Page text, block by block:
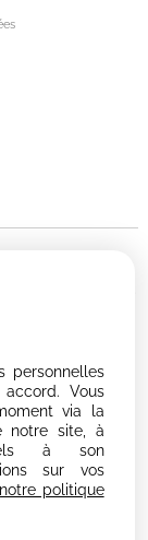
depuis votre PC,
site s'adapte
d'écrans
personnelles
Vous
via la
notre site, à
à son
sur vos
notre politique